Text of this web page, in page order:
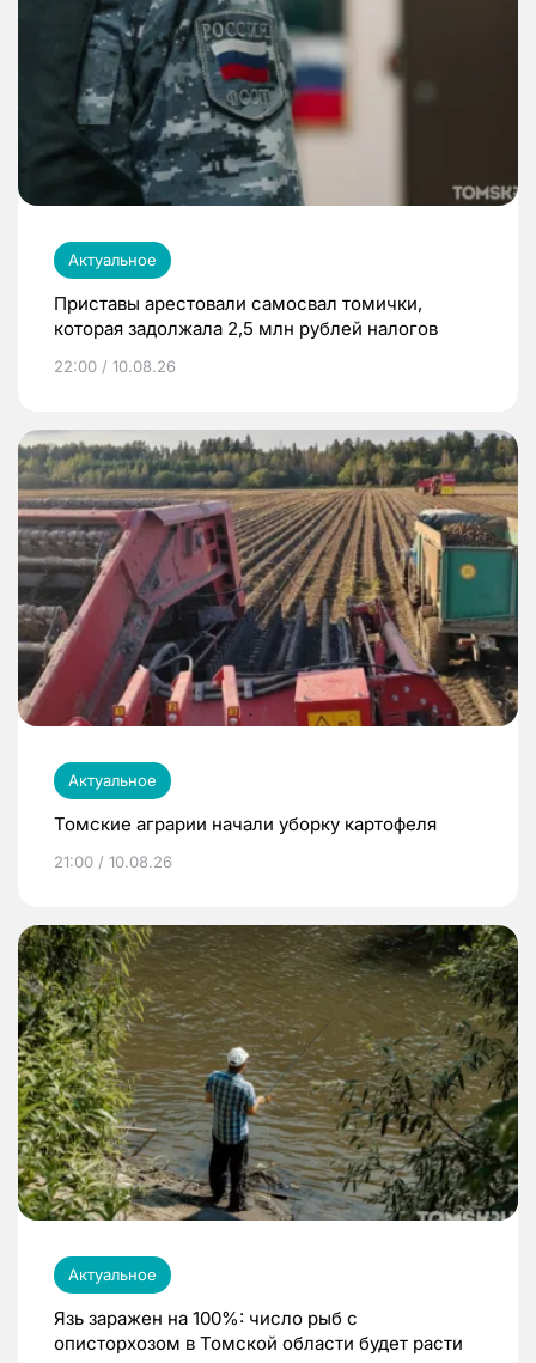
Актуальное
Приставы арестовали самосвал томички,
которая задолжала 2,5 млн рублей налогов
22:00 / 10.08.26
Актуальное
Томские аграрии начали уборку картофеля
21:00 / 10.08.26
Актуальное
Язь заражен на 100%: число рыб с
описторхозом в Томской области будет расти